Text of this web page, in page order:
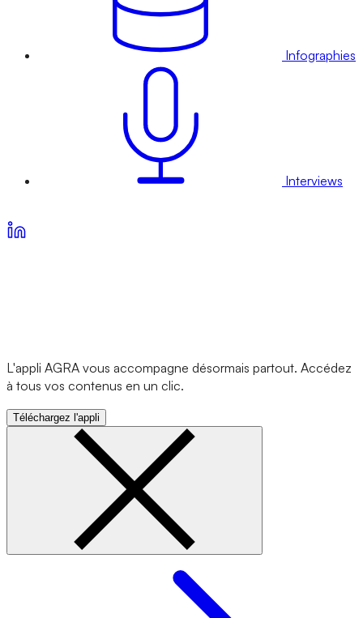
Infographies
Interviews
L'appli AGRA vous accompagne désormais partout. Accédez
à tous vos contenus en un clic.
Téléchargez l'appli